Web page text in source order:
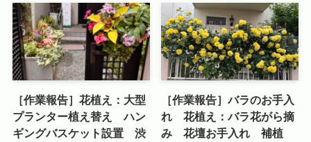
［作業報告］花植え：大型
プランター植え替え ハン
ギングバスケット設置 渋
［作業報告］バラのお手入
れ 花植え：バラ花がら摘
み 花壇お手入れ 補植